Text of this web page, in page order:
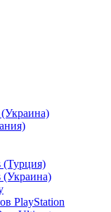
(Турция)
(Украина)
PlayStation